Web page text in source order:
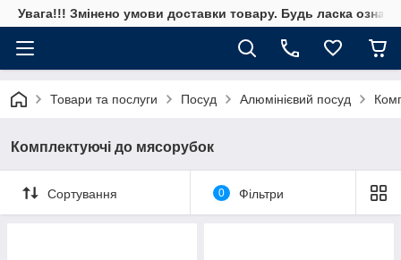
Увага!!! Змінено умови доставки товару. Будь ласка
Товари та послуги Посуд Алюмінієвий посуд
Комплектуючі до мясорубок
Сортування 0 Фільтри